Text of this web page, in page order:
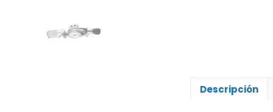
Descripción